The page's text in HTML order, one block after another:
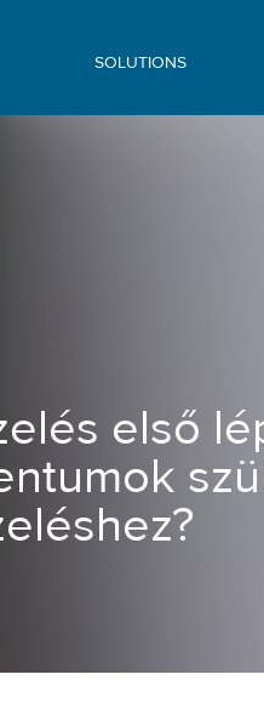
SOLUTIONS
első